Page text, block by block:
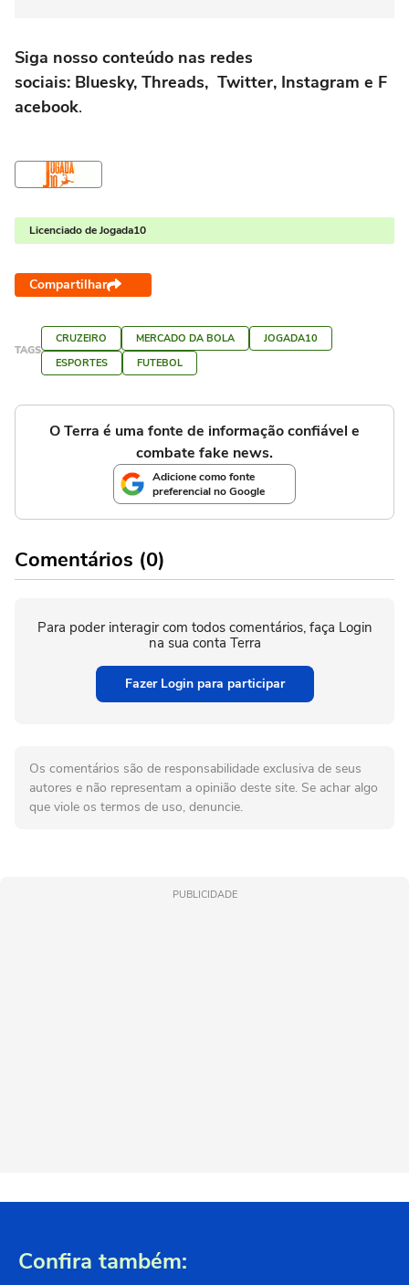
Siga nosso conteúdo nas redes
sociais: Bluesky, Threads, Twitter, Instagram e F
acebook.
Licenciado de Jogada10
Compartilhar
TAGS
CRUZEIRO MERCADO DA BOLA
JOGADA10
ESPORTES
FUTEBOL
O Terra é uma fonte de informação confiável e
combate fake news.
Adicione como fonte
preferencial no Google
Comentários (0)
Para poder interagir com todos comentários, faça Login
na sua conta Terra
Fazer Login para participar
Os comentários são de responsabilidade exclusiva de seus
autores e não representam a opinião deste site. Se achar algo
que viole os termos de uso, denuncie.
PUBLICIDADE
Confira também: